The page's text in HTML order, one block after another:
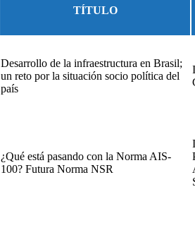
TÍTULO
Desarrollo de la infraestructura en Brasil;
un reto por la situación socio política del
país
¿Qué está pasando con la Norma AIS-
100? Futura Norma NSR